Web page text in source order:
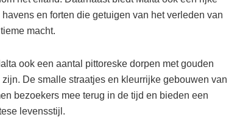
en forten die getuigen van het verleden van
macht.
ook een aantal pittoreske dorpen met gouden
De smalle straatjes en kleurrijke gebouwen van
bezoekers mee terug in de tijd en bieden een
levensstijl.